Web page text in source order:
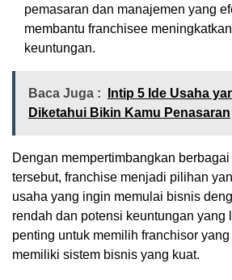
pemasaran dan manajemen yang
membantu franchisee
keuntungan.
Baca Juga :
Intip 5 Ide Usaha
Diketahui Bikin Kamu Penasaran
Dengan mempertimbangkan
tersebut, franchise menjadi pilihan
usaha yang ingin memulai bisnis
rendah dan potensi keuntungan yang
penting untuk memilih franchisor
memiliki sistem bisnis yang kuat.